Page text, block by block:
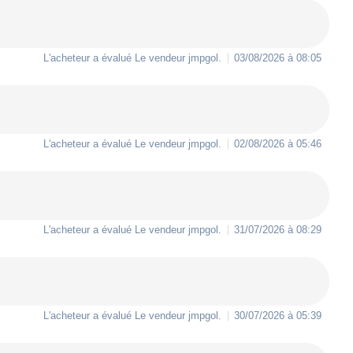
L'acheteur a évalué Le vendeur jmpgol 03/08/2026 à 08:05
L'acheteur a évalué Le vendeur jmpgol 02/08/2026 à 05:46
L'acheteur a évalué Le vendeur jmpgol 31/07/2026 à 08:29
L'acheteur a évalué Le vendeur jmpgol 30/07/2026 à 05:39